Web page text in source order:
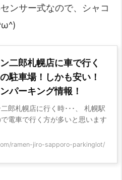
ンサー式なので、シャコ
二郎札幌店に車で行く
駐車場！しかも安い！
パーキング情報！
郎札幌店に行く時･･･、 札幌駅
電車で行く方が多いと思います
ramen-jiro-sapporo-parkinglot/